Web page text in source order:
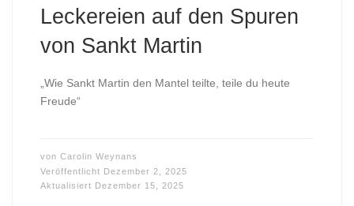
Leckereien auf den Spuren
von Sankt Martin
„Wie Sankt Martin den Mantel teilte, teile du heute
Freude“
von Carolin Weynans
Veröffentlicht Dezember 2, 2025
Aktualisiert Dezember 15, 2025